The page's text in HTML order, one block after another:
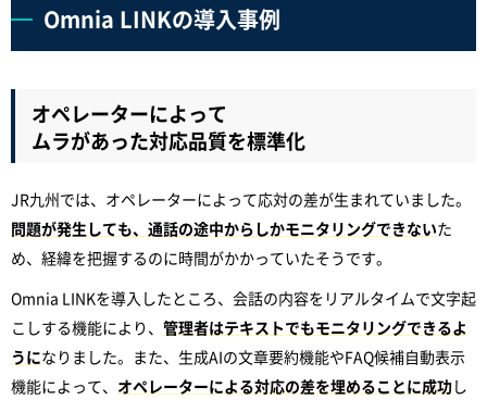
Omnia LINKの導入事例
オペレーターによって
ムラがあった対応品質を標準化
JR九州では、オペレーターによって応対の差が生まれていました。
問題が発生しても、通話の途中からしかモニタリングできないた
め、経緯を把握するのに時間がかかっていたそうです。
Omnia LINKを導入したところ、会話の内容をリアルタイムで文字起
こしする機能により、 管理者はテキストでもモニタリングできるよ
うになりました。また、生成AIの文章要約機能やFAQ候補自動表示
機能によって、 オペレーターによる対応の差を埋めることに成功し